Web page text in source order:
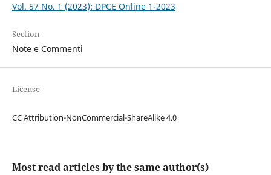
Vol. 57 No. 1 (2023): DPCE Online 1-2023
Section
Note e Commenti
License
CC Attribution-NonCommercial-ShareAlike 4.0
Most read articles by the same author(s)